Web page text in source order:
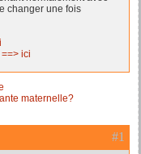
changer une fois
ici
maternelle?
#1